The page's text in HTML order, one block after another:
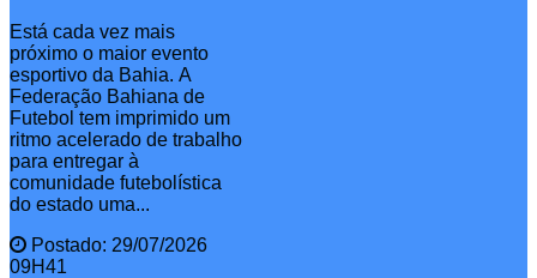
Está cada vez mais
próximo o maior evento
esportivo da Bahia. A
Federação Bahiana de
Futebol tem imprimido um
ritmo acelerado de trabalho
para entregar à
comunidade futebolística
do estado uma...
Postado: 29/07/2026
09H41